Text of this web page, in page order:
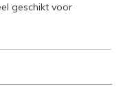
geschikt voor